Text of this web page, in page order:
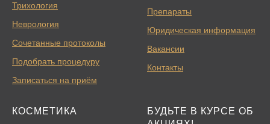
Трихология
Неврология
Сочетанные протоколы
Подобрать процедуру
Записаться на приём
Препараты
Юридическая информация
Вакансии
Контакты
КОСМЕТИКА
БУДЬТЕ В КУРСЕ ОБ